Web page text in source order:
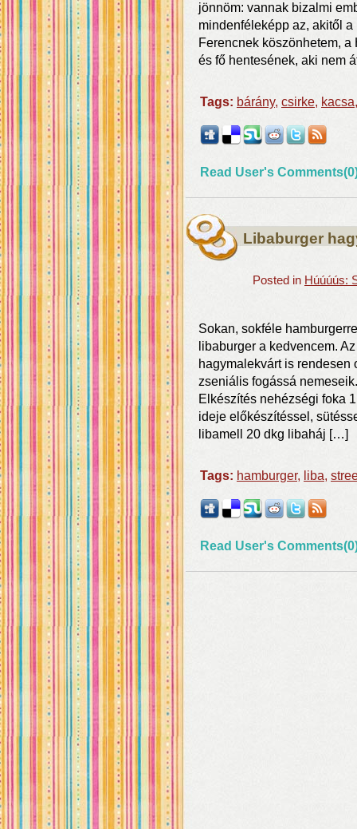
jönnöm: vannak bizalmi
mindenféleképp az, akitől
Ferencnek köszönhetem,
és fő hentesének, aki nem
Tags: bárány, csirke, kacsa
Read User's
Libaburger
Posted in Húúúús:
Sokan, sokféle
libaburger a kedvencem.
hagymalekvárt is rendesen
zseniális fogássá
Elkészítés nehézségi foka
ideje előkészítéssel,
libamell 20 dkg libaháj […]
Tags: hamburger, liba,
Read User's